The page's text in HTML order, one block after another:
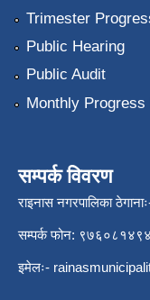
Trimester
Public Hearing
Public Audit
Monthly Progress
सम्पर्क विवरण
राइनास नगरपालिका
सम्पर्क फोन:
इमेलः-